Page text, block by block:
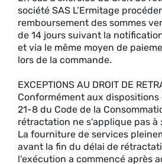
société SAS L’Ermitage
remboursement des sommes
de 14 jours suivant la
et via le même moyen de
lors de la commande.
EXCEPTIONS AU DROIT DE
Conformément aux dispositions
21-8 du Code de la
rétractation ne s'applique pas à :
La fourniture de services
avant la fin du délai de
l'exécution a commencé après